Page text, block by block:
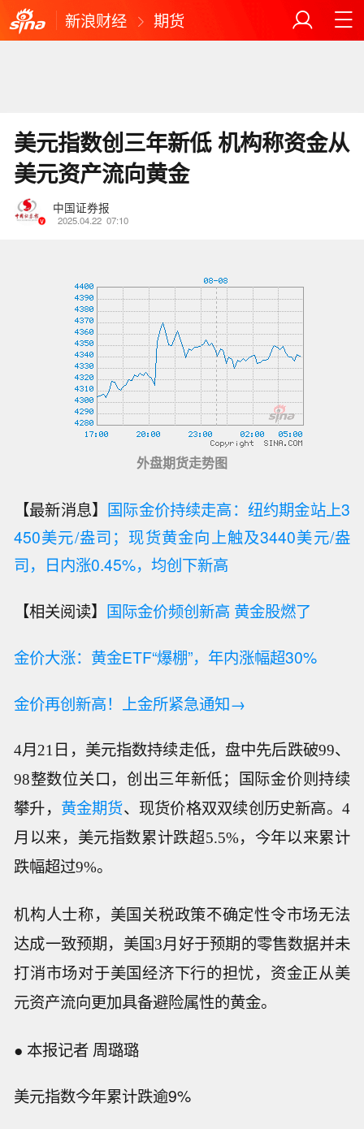
新浪财经 期货
美元指数创三年新低 机构称资金从
美元资产流向黄金
中国证券报
2025.04.22 07:10
外盘期货走势图
【最新消息】 国际金价持续走高：纽约期金站上3
450美元/盎司；现货黄金向上触及3440美元/盎
司，日内涨0.45%，均创下新高
【相关阅读】 国际金价频创新高 黄金股燃了
金价大涨：黄金ETF“爆棚”，年内涨幅超30%
金价再创新高！上金所紧急通知→
4月21日，美元指数持续走低，盘中先后跌破99、
98整数位关口，创出三年新低；国际金价则持续
攀升， 黄金期货、现货价格双双续创历史新高。4
月以来，美元指数累计跌超5.5%，今年以来累计
跌幅超过9%。
机构人士称，美国关税政策不确定性令市场无法
达成一致预期，美国3月好于预期的零售数据并未
打消市场对于美国经济下行的担忧，资金正从美
元资产流向更加具备避险属性的黄金。
● 本报记者 周璐璐
美元指数今年累计跌逾9%